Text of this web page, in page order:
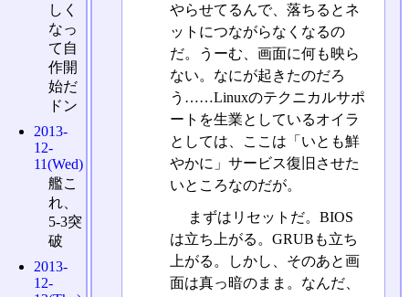
やらせてるんで、落ちるとネ
ットにつながらなくなるの
だ。うーむ、画面に何も映ら
ない。なにが起きたのだろ
う……Linuxのテクニカルサポ
ートを生業としているオイラ
としては、ここは「いとも鮮
やかに」サービス復旧させた
いところなのだが。
まずはリセットだ。BIOS
は立ち上がる。GRUBも立ち
上がる。しかし、そのあと画
面は真っ暗のまま。なんだ、
しく
なっ
て自
作開
始だ
ドン
2013-
12-
11(Wed)
艦こ
れ、
5-3突
破
2013-
12-